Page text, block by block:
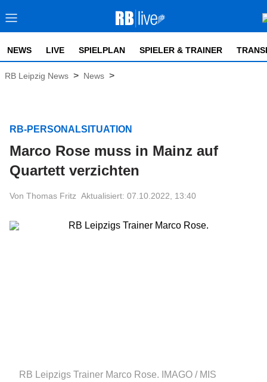
NEWS LIVE SPIELPLAN SPIELER & TRAINER
RB Leipzig News > News >
RB-PERSONALSITUATION
Marco Rose muss in Mainz auf
Quartett verzichten
Von Thomas Fritz Aktualisiert: 07.10.2022, 13:40
RB Leipzigs Trainer Marco Rose. IMAGO / MIS